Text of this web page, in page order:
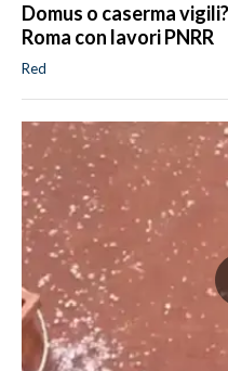
Domus o caserma
Roma con lavori PNRR
Red